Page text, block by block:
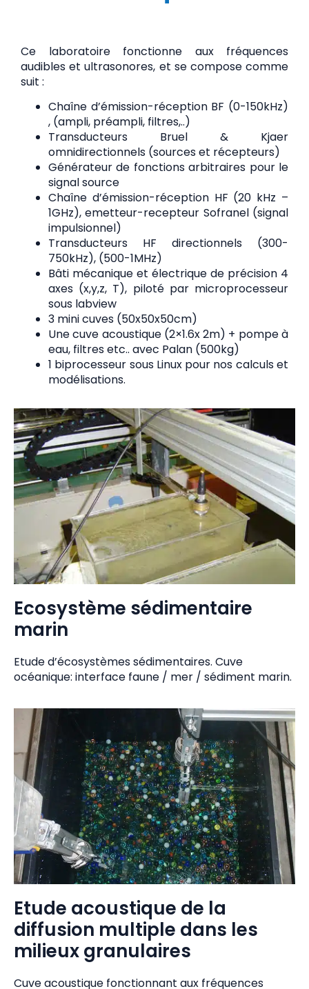
Ce laboratoire fonctionne aux fréquences
audibles et ultrasonores, et se compose comme
suit :
Chaîne d’émission-réception BF (0-150kHz)
, (ampli, préampli, filtres,..)
Transducteurs Bruel & Kjaer
omnidirectionnels (sources et récepteurs)
Générateur de fonctions arbitraires pour le
signal source
Chaîne d’émission-réception HF (20 kHz –
1GHz), emetteur-recepteur Sofranel (signal
impulsionnel)
Transducteurs HF directionnels (300-
750kHz), (500-1MHz)
Bâti mécanique et électrique de précision 4
axes (x,y,z, T), piloté par microprocesseur
sous labview
3 mini cuves (50x50x50cm)
Une cuve acoustique (2×1.6x 2m) + pompe à
eau, filtres etc.. avec Palan (500kg)
1 biprocesseur sous Linux pour nos calculs et
modélisations.
Ecosystème sédimentaire
marin
Etude d’écosystèmes sédimentaires. Cuve
océanique: interface faune / mer / sédiment marin.
Etude acoustique de la
diffusion multiple dans les
milieux granulaires
Cuve acoustique fonctionnant aux fréquences